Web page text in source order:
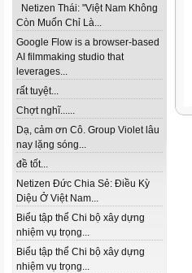
Netizen Thái: "Việt Nam Không
Còn Muốn Chỉ Là...
Google Flow is a browser-based
AI filmmaking studio that
leverages...
rất tuyệt...
Chợt nghĩ......
Dạ, cảm ơn Cô. Group Violet lâu
nay lặng sóng...
đề tốt...
Netizen Đức Chia Sẻ: Điều Kỳ
Diệu Ở Việt Nam...
Biểu tập thể Chi bộ xây dựng
nhiệm vụ trọng...
Biểu tập thể Chi bộ xây dựng
nhiệm vụ trọng...